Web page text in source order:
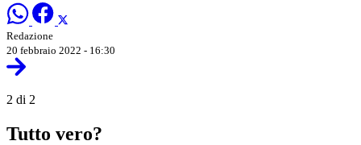
Redazione
20 febbraio 2022 - 16:30
2 di 2
Tutto vero?